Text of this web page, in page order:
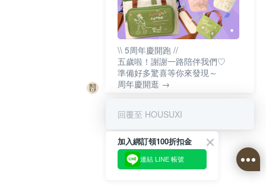
\\ 5周年慶開跑 //
五歲啦！謝謝一路陪伴我們♡
準備好多驚喜等你來發現～
周年慶開逛 →
回覆至 HOUSUXI
加入綁訂領100折扣金
連結 LINE 帳號